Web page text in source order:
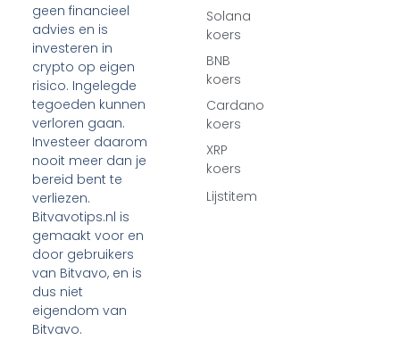
geen financieel
advies en is
investeren in
crypto op eigen
risico. Ingelegde
tegoeden kunnen
verloren gaan.
Investeer daarom
nooit meer dan je
bereid bent te
verliezen.
Bitvavotips.nl is
gemaakt voor en
door gebruikers
van Bitvavo, en is
dus niet
eigendom van
Bitvavo.
Solana
koers
BNB
koers
Cardano
koers
XRP
koers
Lijstitem